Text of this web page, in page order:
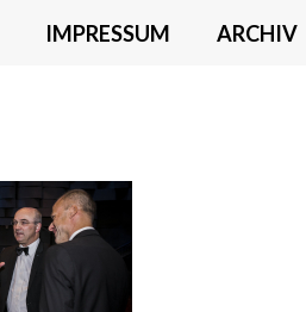
IMPRESSUM ARCHIV